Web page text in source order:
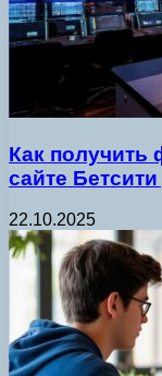
Как получить
сайте
22.10.2025